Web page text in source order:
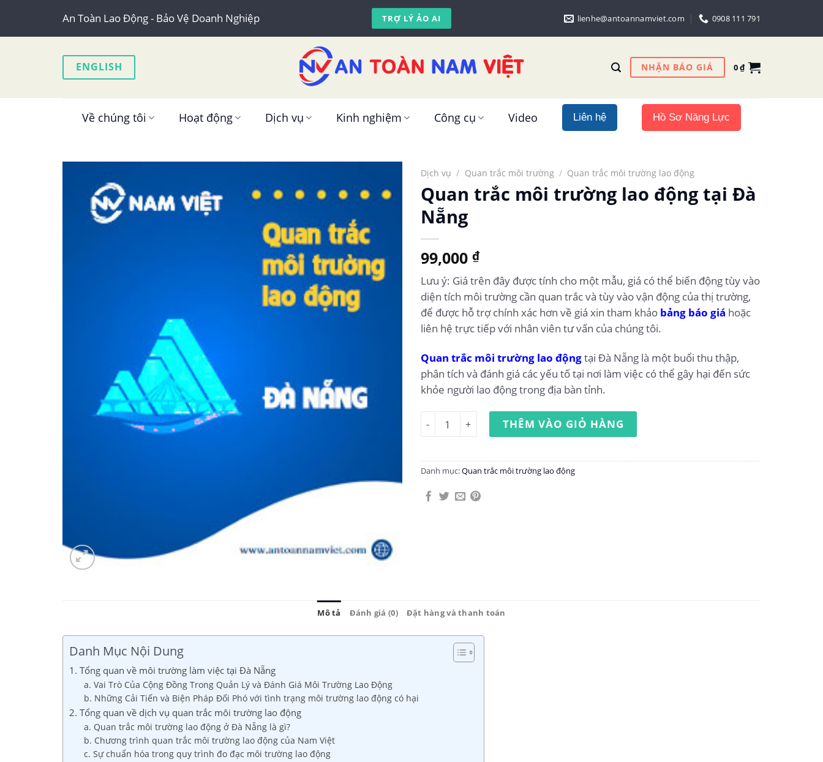
content
An Toàn Lao Động - Bảo Vệ Doanh Nghiệp TRỢ LÝ ẢO AI lienhe@antoannamviet.com 0908 111 791
ENGLISH NHẬN BÁO GIÁ 0₫
Về chúng tôi Hoạt động Dịch vụ Kinh nghiệm Công cụ Video Liên hệ Hồ Sơ Năng Lực
Dịch vụ / Quan trắc môi trường / Quan trắc môi trường lao động
Quan trắc môi trường lao động tại Đà
Nẵng
99,000 ₫
Lưu ý: Giá trên đây được tính cho một mẫu, giá có thể biến động tùy vào
diện tích môi trường cần quan trắc và tùy vào vận động của thị trường,
để được hỗ trợ chính xác hơn về giá xin tham khảo bảng báo giá hoặc
liên hệ trực tiếp với nhân viên tư vấn của chúng tôi.
Quan trắc môi trường lao độngtại Đà Nẵng là một buổi thu thập,
phân tích và đánh giá các yếu tố tại nơi làm việc có thể gây hại đến sức
khỏe người lao động trong địa bàn tỉnh.
Quan trắc môi trường lao động tại Đà Nẵng số lượng
THÊM VÀO GIỎ HÀNG
Danh mục:Quan trắc môi trường lao động
Mô tả Đánh giá (0) Đặt hàng và thanh toán
Danh Mục Nội Dung
1. Tổng quan về môi trường làm việc tại Đà Nẵng
a. Vai Trò Của Cộng Đồng Trong Quản Lý và Đánh Giá Môi Trường Lao Động
b. Những Cải Tiến và Biện Pháp Đối Phó với tình trạng môi trường lao động có hại
2. Tổng quan về dịch vụ quan trắc môi trường lao động
a. Quan trắc môi trường lao động ở Đà Nẵng là gì?
b. Chương trình quan trắc môi trường lao động của Nam Việt
c. Sự chuẩn hóa trong quy trình đo đạc môi trường lao động